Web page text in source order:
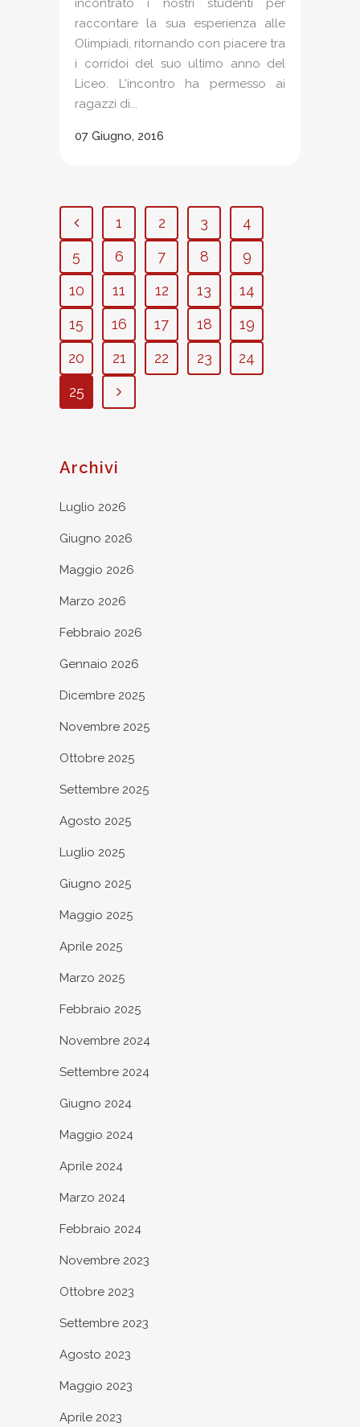
incontrato i nostri studenti per
raccontare la sua esperienza alle
Olimpiadi, ritornando con piacere tra
i corridoi del suo ultimo anno del
Liceo. L'incontro ha permesso ai
ragazzi di...
07 Giugno, 2016
1 2 3
4
5
6 7 8
9
10
11 12 13
14
15
16 17 18
19
20
21 22 23
24
25
Archivi
Luglio 2026
Giugno 2026
Maggio 2026
Marzo 2026
Febbraio 2026
Gennaio 2026
Dicembre 2025
Novembre 2025
Ottobre 2025
Settembre 2025
Agosto 2025
Luglio 2025
Giugno 2025
Maggio 2025
Aprile 2025
Marzo 2025
Febbraio 2025
Novembre 2024
Settembre 2024
Giugno 2024
Maggio 2024
Aprile 2024
Marzo 2024
Febbraio 2024
Novembre 2023
Ottobre 2023
Settembre 2023
Agosto 2023
Maggio 2023
Aprile 2023